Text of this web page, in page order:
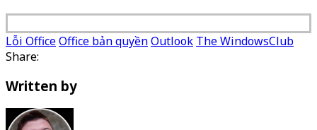
Lỗi OfficeOffice bản quyềnOutlook The WindowsClub
Share:
Written by